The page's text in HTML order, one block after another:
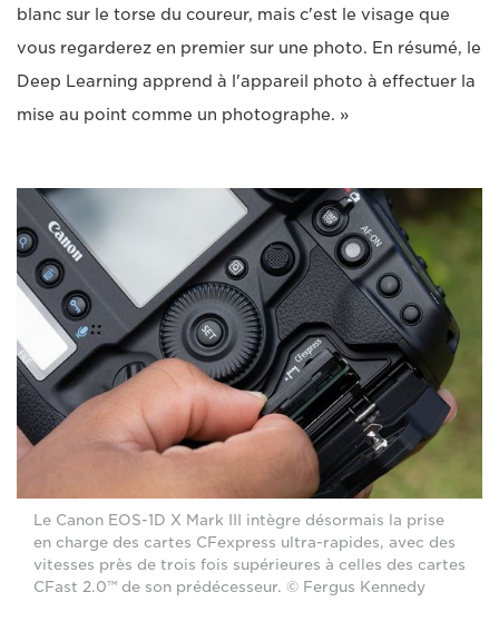
blanc sur le torse du coureur, mais c'est le visage que
vous regarderez en premier sur une photo. En résumé, le
Deep Learning apprend à l'appareil photo à effectuer la
mise au point comme un photographe. »
Le Canon EOS-1D X Mark III intègre désormais la prise
en charge des cartes CFexpress ultra-rapides, avec des
vitesses près de trois fois supérieures à celles des cartes
CFast 2.0™ de son prédécesseur. © Fergus Kennedy